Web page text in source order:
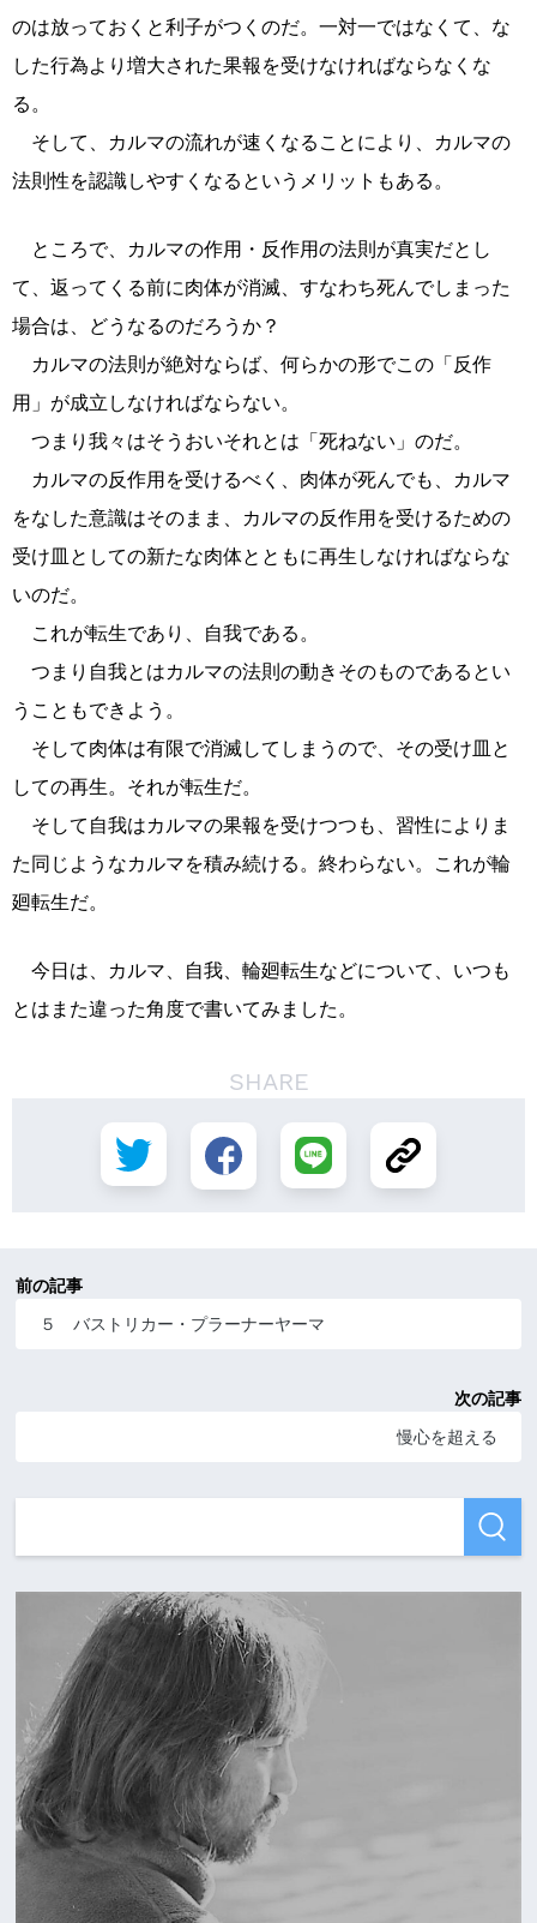
のは放っておくと利子がつくのだ。一対一ではなくて、な
した行為より増大された果報を受けなければならなくな
る。
そして、カルマの流れが速くなることにより、カルマの
法則性を認識しやすくなるというメリットもある。
ところで、カルマの作用・反作用の法則が真実だとし
て、返ってくる前に肉体が消滅、すなわち死んでしまった
場合は、どうなるのだろうか？
カルマの法則が絶対ならば、何らかの形でこの「反作
用」が成立しなければならない。
つまり我々はそうおいそれとは「死ねない」のだ。
カルマの反作用を受けるべく、肉体が死んでも、カルマ
をなした意識はそのまま、カルマの反作用を受けるための
受け皿としての新たな肉体とともに再生しなければならな
いのだ。
これが転生であり、自我である。
つまり自我とはカルマの法則の動きそのものであるとい
うこともできよう。
そして肉体は有限で消滅してしまうので、その受け皿と
しての再生。それが転生だ。
そして自我はカルマの果報を受けつつも、習性によりま
た同じようなカルマを積み続ける。終わらない。これが輪
廻転生だ。
今日は、カルマ、自我、輪廻転生などについて、いつも
とはまた違った角度で書いてみました。
SHARE
前の記事
５ バストリカー・プラーナーヤーマ
次の記事
慢心を超える